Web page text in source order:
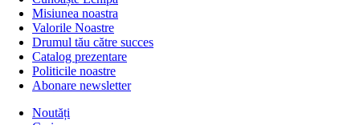
Misiunea noastra
Valorile Noastre
Drumul tău către succes
Catalog prezentare
Politicile noastre
Abonare newsletter
Noutăți